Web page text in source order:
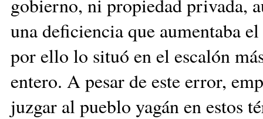
una deficiencia que aumentaba
por ello lo si­tuó en el escalón
entero. A pesar de este error,
juzgar al pue­blo yagán en estos